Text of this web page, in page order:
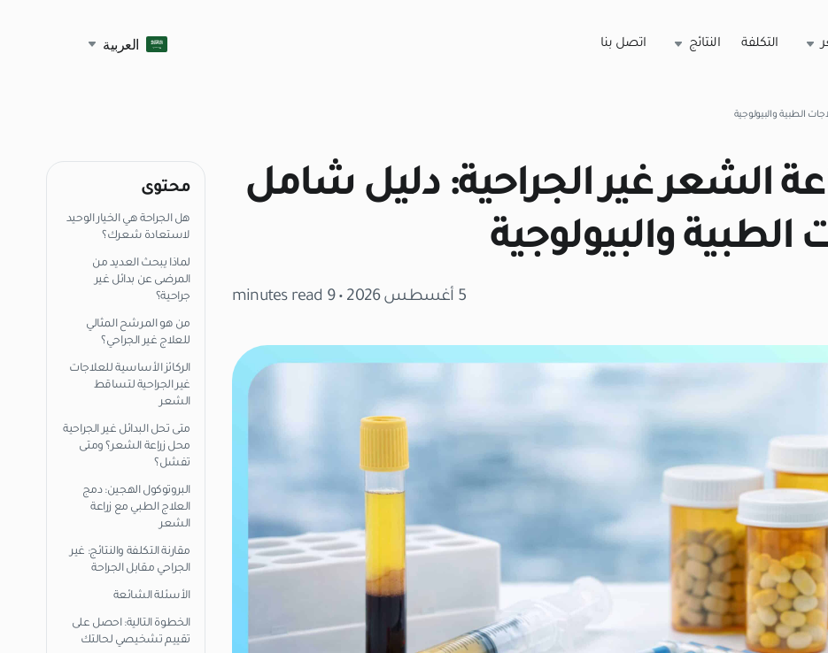
التكلفة النتائج اتصل بنا العربية
الطبية والبيولوجية
محتوى
هل الجراحة هي الخيار الوحيد
لاستعادة شعرك؟
لماذا يبحث العديد من
المرضى عن بدائل غير
جراحية؟
من هو المرشح المثالي
للعلاج غير الجراحي؟
الركائز الأساسية للعلاجات
غير الجراحية لتساقط
الشعر
متى تحل البدائل غير الجراحية
محل زراعة الشعر؟ ومتى
تفشل؟
البروتوكول الهجين: دمج
العلاج الطبي مع زراعة
الشعر
مقارنة التكلفة والنتائج: غير
الجراحي مقابل الجراحة
الأسئلة الشائعة
الخطوة التالية: احصل على
تقييم تشخيصي لحالتك
الشعر غير الجراحية: دليل شامل
الطبية والبيولوجية
5 أغسطس 2026 • 9 minutes read